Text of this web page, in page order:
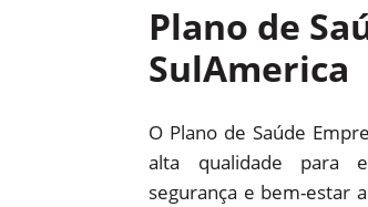
Plano de
SulAmerica
O Plano de Saúde
alta qualidade para
segurança e bem-estar